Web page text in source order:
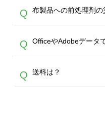
は、デザイン
者にご連絡い
A
カート内で自
ます。 【付与
イントとして
ント＝1円と
トは発送完了
からご利用頂
年間です。【
文回数により
Q 布製品への前処理剤の
A
意点（前処理
ワイト、トー
といって、プ
を塗布してお
Q OfficeやAdobeデータ
A
ません。いず
像
Q 送料は？